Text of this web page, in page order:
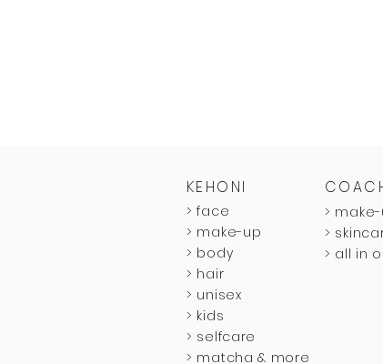
KEHONI
>face
> make-up
> body
> hair
> unisex
> kids
> selfcare
> matcha & more
>
>
> all in